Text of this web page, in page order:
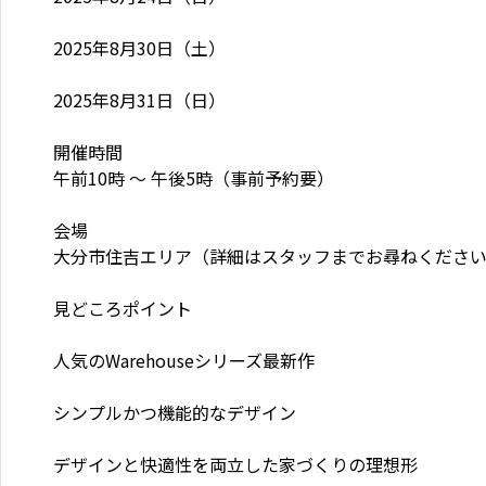
2025年8月30日（土）
2025年8月31日（日）
開催時間
午前10時 〜 午後5時（事前予約要）
会場
大分市住吉エリア（詳細はスタッフまでお尋ねくださ
見どころポイント
人気のWarehouseシリーズ最新作
シンプルかつ機能的なデザイン
デザインと快適性を両立した家づくりの理想形